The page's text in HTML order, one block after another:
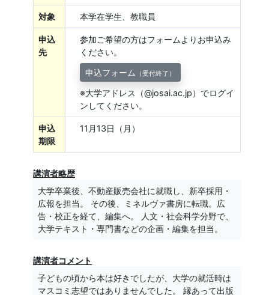
対象 本学在学生、教職員
申込
先
参加ご希望の方はフォームよりお申込み
ください。
申込フォーム
（受付終了）
※大学アドレス（@josai.ac.jp）でログイ
ンしてください。
申込
期限
11月13日（月）
講演者略歴
大学卒業後、不動産販売会社に就職し、新卒採用・
広報を担当。 その後、ミネルヴァ書房に転職。広
告・校正を経て、編集へ。 人文・社会科学分野で、
大学テキスト・専門書などの企画・編集を担当。
講演者コメント
子どもの頃から本は好きでしたが、大学の就活時は
マスコミ志望ではありませんでした。 縁あって出版